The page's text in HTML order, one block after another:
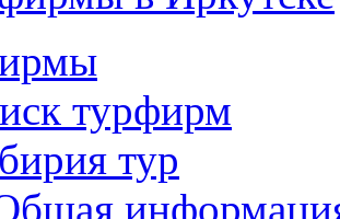
турфирм
тур